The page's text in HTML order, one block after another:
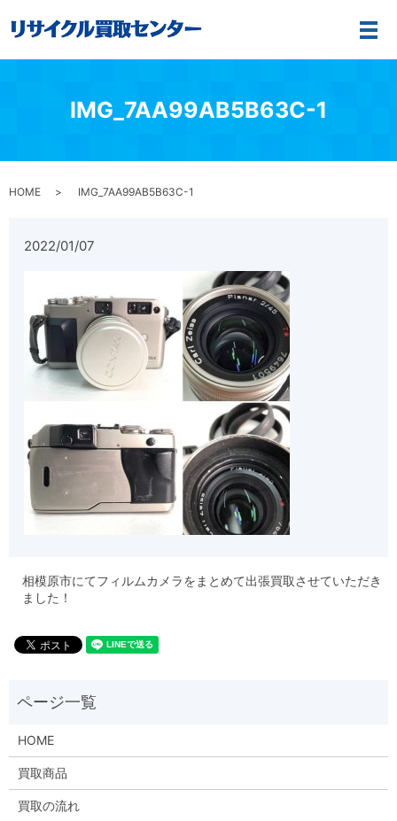
メ
IMG_7AA99AB5B63C-1
HOME IMG_7AA99AB5B63C-1
2022/01/07
相模原市にてフィルムカメラをまとめて出張買取させていただき
ました！
HOME
買取商品
買取の流れ